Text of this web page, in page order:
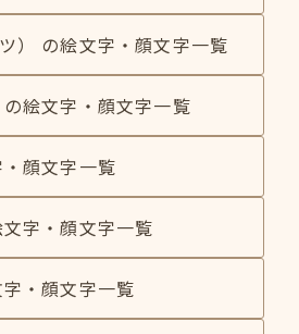
） の絵文字・顔文字一覧
絵文字・顔文字一覧
顔文字一覧
字・顔文字一覧
・顔文字一覧